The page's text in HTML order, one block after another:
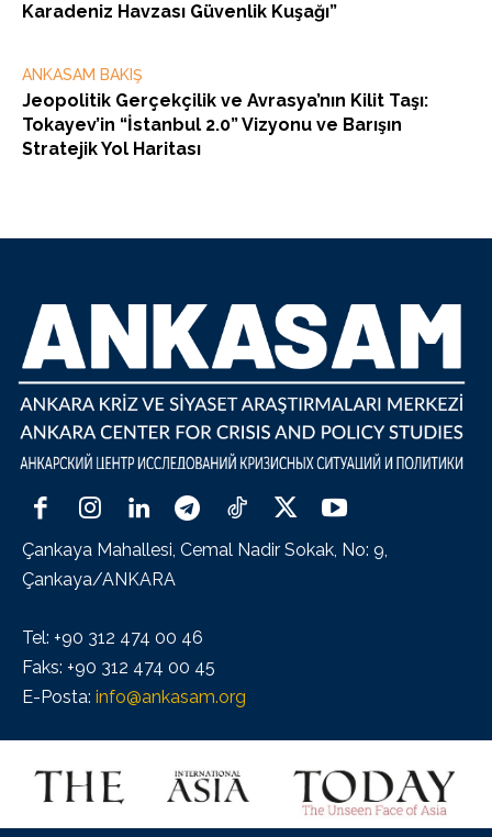
Karadeniz Havzası Güvenlik Kuşağı”
ANKASAM BAKIŞ
Jeopolitik Gerçekçilik ve Avrasya’nın Kilit Taşı:
Tokayev’in “İstanbul 2.0” Vizyonu ve Barışın
Stratejik Yol Haritası
Çankaya Mahallesi, Cemal Nadir Sokak, No: 9,
Çankaya/ANKARA
Tel: +90 312 474 00 46
Faks: +90 312 474 00 45
E-Posta: info@ankasam.org